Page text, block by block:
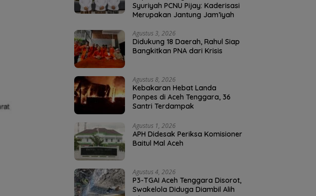
Syuriyah PCNU Pijay: Kaderisasi
Merupakan Jantung Jam’iyah
Agustus 3, 2026
Didukung 18 Daerah, Rahul Siap
Bangkitkan PNA dari Krisis
Agustus 8, 2026
Kebakaran Hebat Landa
Ponpes di Aceh Tenggara, 36
Santri Terdampak
Agustus 1, 2026
APH Didesak Periksa Komisioner
Baitul Mal Aceh
Agustus 4, 2026
P3-TGAI Aceh Tenggara Disorot,
Swakelola Diduga Diambil Alih